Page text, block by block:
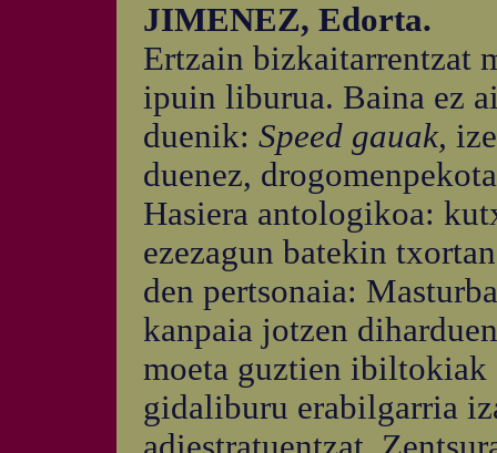
JIMENEZ, Edorta.
Ertzain bizkaitarrentzat
ipuin liburua. Baina ez
duenik: Speed gauak,
duenez,
Hasiera antologikoa:
ezezagun batekin
den pertsonaia:
kanpaia jotzen
moeta guztien ibiltokiak
gidaliburu erabilgarria